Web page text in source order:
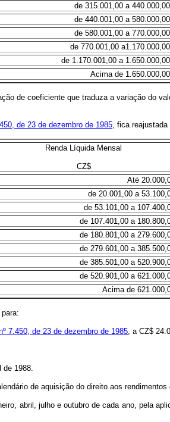
de 315.001,00 a 440.000,00
de 440.001,00 a 580.000,00
de 580.001,00 a 770.000,00
de 770.001,00 a1.170.000,00
de 1.170.001,00 a 1.650.000,00
Acima de 1.650.000,00
coeficiente que traduza a variação do
de 23 de dezembro de 1985 , fica
Renda Líquida Mensal
CZ$
Até
de 20.001,00 a
de 53.101,00 a
de 107.401,00 a
de 180.801,00 a
de 279.601,00 a
de 385.501,00 a
de 520.901,00 a
Acima de
7.450, de 23 de dezembro de 1985 , a CZ$
1988.
de aquisição do direito aos rendimentos
abril, julho e outubro de cada ano, pela